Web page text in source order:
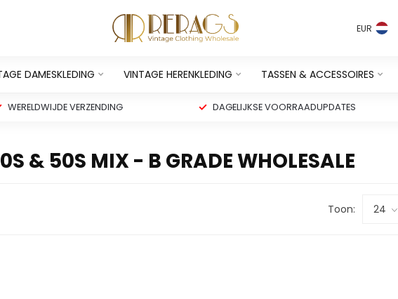
EUR
DAMESKLEDING VINTAGE HERENKLEDING TASSEN & ACCESSOIRES
WERELDWIJDE VERZENDING DAGELIJKSE VOORRAADUPDATES
& 50S MIX - B GRADE WHOLESALE
Toon: